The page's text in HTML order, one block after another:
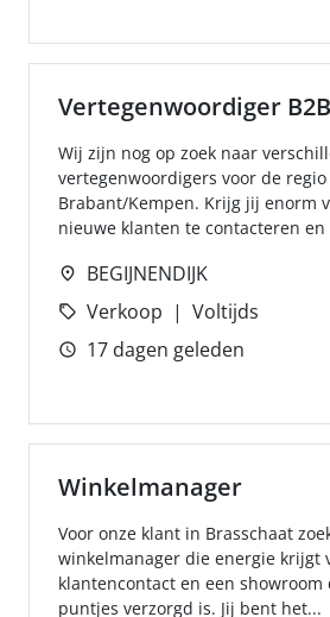
Vertegenwoordiger B2B
Wij zijn nog op zoek naar
vertegenwoordigers voor de
Brabant/Kempen. Krijg jij enorm
nieuwe klanten te contacteren en
BEGIJNENDIJK
Verkoop
Voltijds
17 dagen geleden
Winkelmanager
Voor onze klant in Brasschaat
winkelmanager die energie krijgt
klantencontact en een
puntjes verzorgd is. Jij bent het...